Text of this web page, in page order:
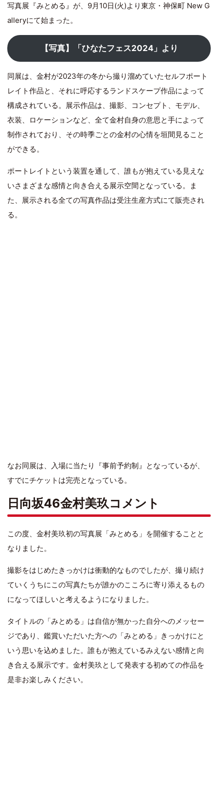
写真展『みとめる』が、9月10日(火)より東京・神保町 New G
alleryにて始まった。
【写真】「ひなたフェス2024」より
同展は、金村が2023年の冬から撮り溜めていたセルフポート
レイト作品と、それに呼応するランドスケープ作品によって
構成されている。展示作品は、撮影、コンセプト、モデル、
衣装、ロケーションなど、全て金村自身の意思と手によって
制作されており、その時季ごとの金村の心情を垣間見ること
ができる。
ポートレイトという装置を通して、誰もが抱えている見えな
いさまざまな感情と向き合える展示空間となっている。ま
た、展示される全ての写真作品は受注生産方式にて販売され
る。
なお同展は、入場に当たり『事前予約制』となっているが、
すでにチケットは完売となっている。
日向坂46金村美玖コメント
この度、金村美玖初の写真展「みとめる」を開催することと
なりました。
撮影をはじめたきっかけは衝動的なものでしたが、撮り続け
ていくうちにこの写真たちが誰かのこころに寄り添えるもの
になってほしいと考えるようになりました。
タイトルの「みとめる」は自信が無かった自分へのメッセー
ジであり、鑑賞いただいた方への「みとめる」きっかけにと
いう思いを込めました。誰もが抱えているみえない感情と向
き合える展示です。金村美玖として発表する初めての作品を
是非お楽しみください。